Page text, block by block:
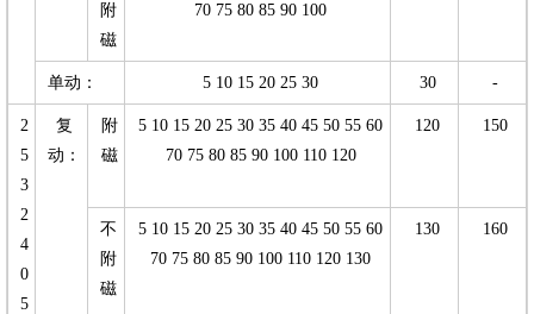
附
磁
70 75 80 85 90 100
单动： 5 10 15 20 25 30 30 -
2
5
3
2
4
0
5
复
动：
附
磁
5 10 15 20 25 30 35 40 45 50 55 60
70 75 80 85 90 100 110 120
120 150
不
附
磁
5 10 15 20 25 30 35 40 45 50 55 60
70 75 80 85 90 100 110 120 130
130 160